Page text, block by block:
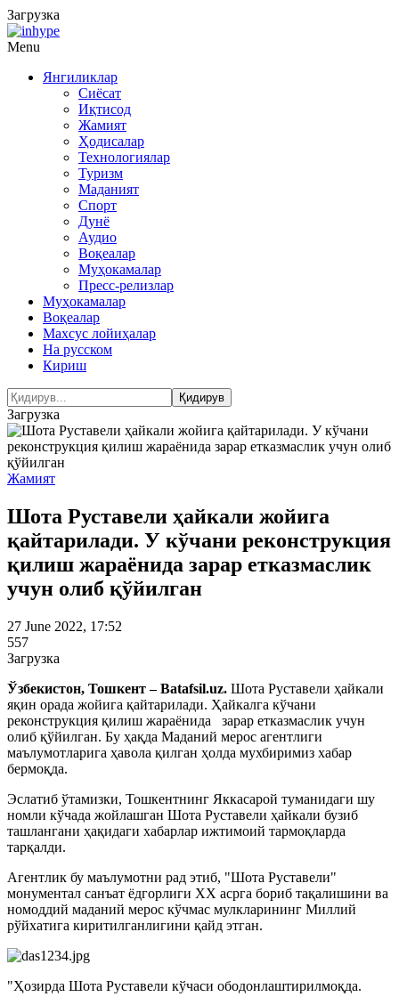
Загрузка
Menu
Янгиликлар
Сиёсат
Иқтисод
Жамият
Ҳодисалар
Технологиялар
Туризм
Маданият
Спорт
Дунё
Аудио
Воқеалар
Муҳокамалар
Пресс-релизлар
Муҳокамалар
Воқеалар
Махсус лойиҳалар
На русском
Кириш
Загрузка
Жамият
Шота Руставели ҳайкали жойига
қайтарилади. У кўчани реконструкция
қилиш жараёнида зарар етказмаслик
учун олиб қўйилган
27 June 2022, 17:52
557
Загрузка
Ўзбекистон, Тошкент – Batafsil.uz. Шота Руставели ҳайкали
яқин орада жойига қайтарилади. Ҳайкалга кўчани
реконструкция қилиш жараёнида зарар етказмаслик учун
олиб қўйилган. Бу ҳақда Маданий мерос агентлиги
маълумотларига ҳавола қилган ҳолда мухбиримиз хабар
бермоқда.
Эслатиб ўтамизки, Тошкентнинг Яккасарой туманидаги шу
номли кўчада жойлашган Шота Руставели ҳайкали бузиб
ташлангани ҳақидаги хабарлар ижтимоий тармоқларда
тарқалди.
Агентлик бу маълумотни рад этиб, "Шота Руставели"
монументал санъат ёдгорлиги ХХ асрга бориб тақалишини ва
номоддий маданий мерос кўчмас мулкларининг Миллий
рўйхатига киритилганлигини қайд этган.
"Ҳозирда Шота Руставели кўчаси ободонлаштирилмоқда.